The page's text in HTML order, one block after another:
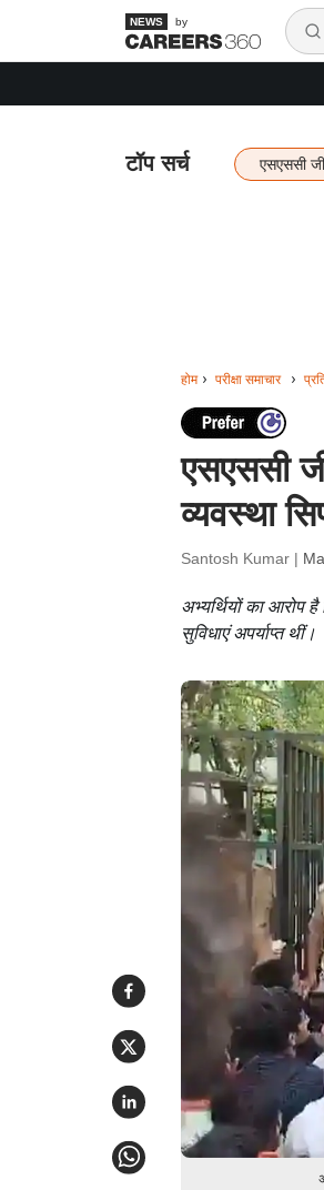
by
टॉप सर्च एसएससी
होम परीक्षा समाचार
एसएससी
व्यवस्था
Santosh Kumar |
अभ्यर्थियों का आरोप
सुविधाएं अपर्याप्त थीं।